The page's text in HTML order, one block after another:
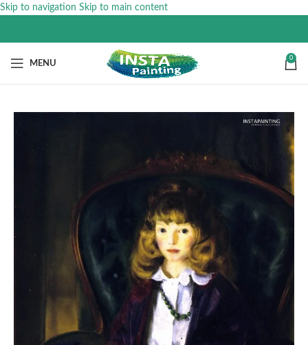
Skip to navigation Skip to main content
MENU
0